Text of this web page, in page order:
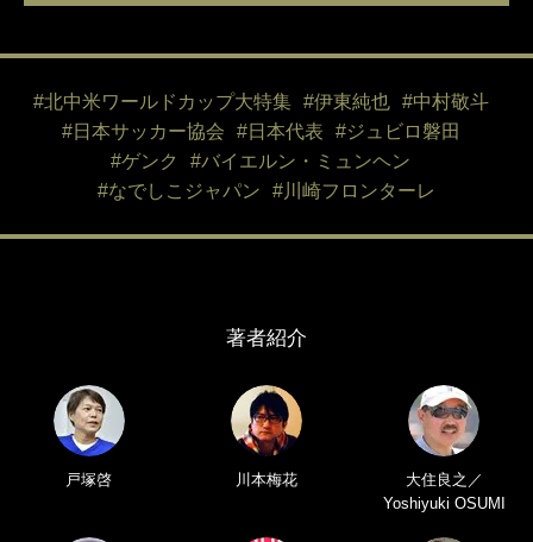
#北中米ワールドカップ大特集 #伊東純也
#中村敬斗
#日本サッカー協会
#日本代表
#ジュビロ磐田
#ゲンク
#バイエルン・ミュンヘン
#なでしこジャパン
#川崎フロンターレ
著者紹介
戸塚啓 川本梅花
大住良之／
Yoshiyuki OSUMI